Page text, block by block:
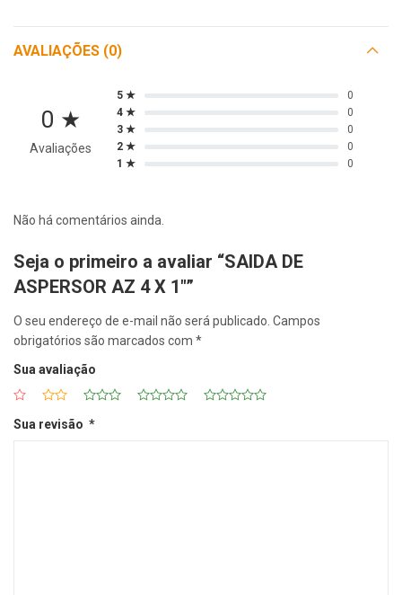
AVALIAÇÕES (0)
0 ★
Avaliações
5 ★
0
4 ★
0
3 ★
0
2 ★
0
1 ★
0
Não há comentários ainda.
Seja o primeiro a avaliar “SAIDA DE
ASPERSOR AZ 4 X 1″”
O seu endereço de e-mail não será publicado. Campos
obrigatórios são marcados com *
Sua avaliação
Sua revisão *